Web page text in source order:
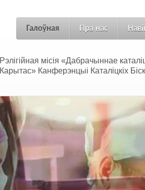
Галоўная Пра нас
Рэлігійная місія «Дабрачыннае
Карытас» Канферэнцыі Каталіцкіх